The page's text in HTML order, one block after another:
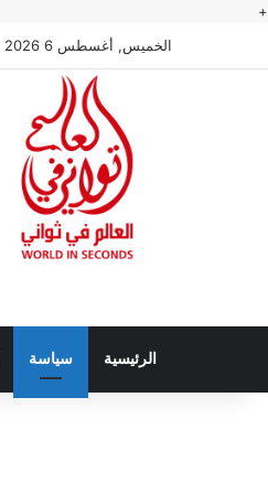
+
الخميس, أغسطس 6 2026
الرئيسية سياسة